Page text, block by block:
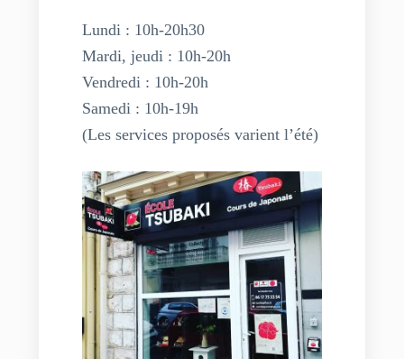
Lundi : 10h-20h30
Mardi, jeudi : 10h-20h
Vendredi : 10h-20h
Samedi : 10h-19h
(Les services proposés varient l’été)